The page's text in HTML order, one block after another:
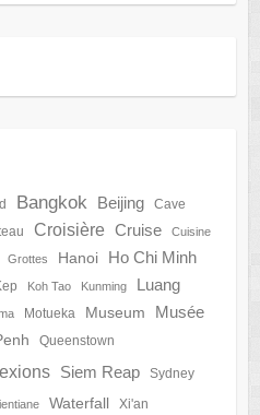
Bangkok Beijing Cave
Croisière Cruise Cuisine
Grottes Hanoi
Ho Chi Minh
Koh Tao Kunming
Luang
Motueka Museum Musée
Queenstown
Siem Reap Sydney
Waterfall Xi'an